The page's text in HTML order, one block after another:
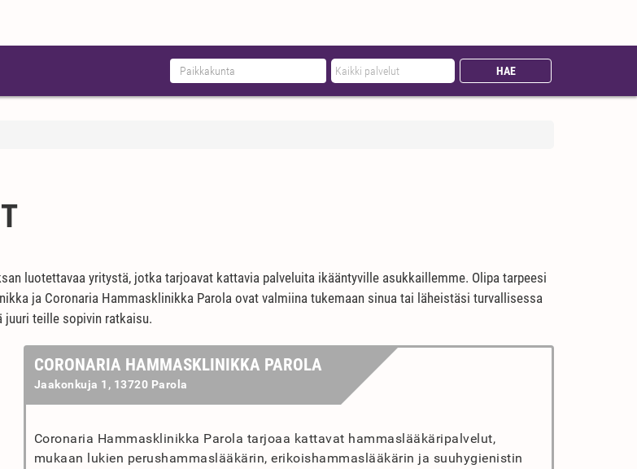
luotettavaa yritystä, jotka tarjoavat kattavia palveluita ikääntyville asukkaillemme. Olipa tarpeesi
ja Coronaria Hammasklinikka Parola ovat valmiina tukemaan sinua tai läheistäsi turvallisessa
teille sopivin ratkaisu.
CORONARIA HAMMASKLINIKKA PAROLA
Jaakonkuja 1, 13720 Parola
Coronaria Hammasklinikka Parola tarjoaa kattavat hammaslääkäripalvelut,
mukaan lukien perushammaslääkärin, erikoishammaslääkärin ja suuhygienistin